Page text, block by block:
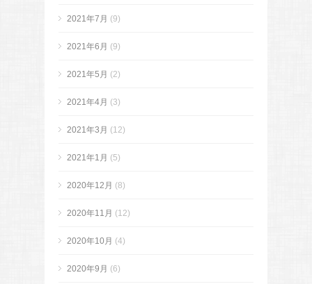
2021年7月 (9)
2021年6月 (9)
2021年5月 (2)
2021年4月 (3)
2021年3月 (12)
2021年1月 (5)
2020年12月 (8)
2020年11月 (12)
2020年10月 (4)
2020年9月 (6)